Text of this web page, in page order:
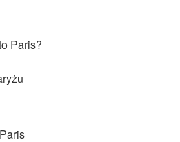
Paris?